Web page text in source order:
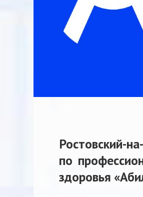
Ростовский-
по
здоровья